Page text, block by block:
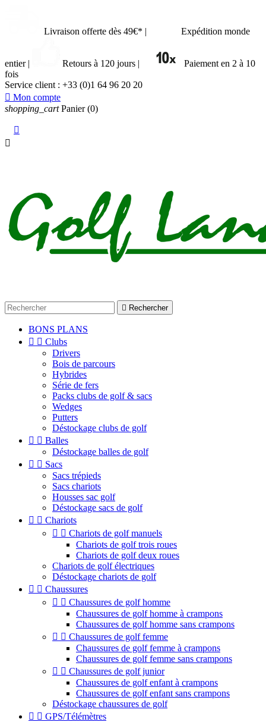
Livraison offerte dès 49€* | Expédition monde
entier | Retours à 120 jours |
Paiement en 2 à 10
fois
Service client : +33 (0)1 64 96 20 20
 Mon compte
shopping_cart Panier (0)


 Rechercher
BONS PLANS
  Clubs
Drivers
Bois de parcours
Hybrides
Série de fers
Packs clubs de golf & sacs
Wedges
Putters
Déstockage clubs de golf
  Balles
Déstockage balles de golf
  Sacs
Sacs trépieds
Sacs chariots
Housses sac golf
Déstockage sacs de golf
  Chariots
  Chariots de golf manuels
Chariots de golf trois roues
Chariots de golf deux roues
Chariots de golf électriques
Déstockage chariots de golf
  Chaussures
  Chaussures de golf homme
Chaussures de golf homme à crampons
Chaussures de golf homme sans crampons
  Chaussures de golf femme
Chaussures de golf femme à crampons
Chaussures de golf femme sans crampons
  Chaussures de golf junior
Chaussures de golf enfant à crampons
Chaussures de golf enfant sans crampons
Déstockage chaussures de golf
  GPS/Télémètres